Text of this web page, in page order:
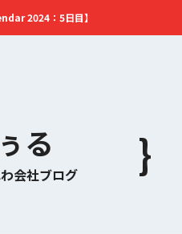
る
会社ブログ
2024：5日目】